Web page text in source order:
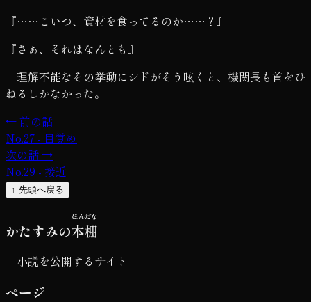
『……こいつ、資材を食ってるのか……？』
『さぁ、それはなんとも』
理解不能なその挙動にシドがそう呟くと、機関長も首をひ
ねるしかなかった。
← 前の話
No.27 - 目覚め
次の話 →
No.29 - 接近
↑ 先頭へ戻る
かたすみの本棚
ほんだな
小説を公開するサイト
ページ